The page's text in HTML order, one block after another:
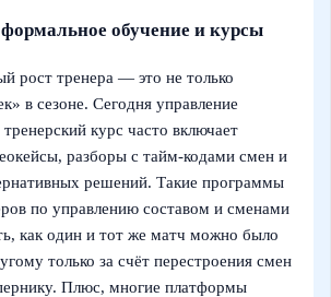
обучение и курсы
рост тренера — это не только
в сезоне. Сегодня управление
курс часто включает
разборы с тайм-кодами смен и
решений. Такие программы
по управлению составом и сменами
как один и тот же матч можно было
только за счёт перестроения смен
Плюс, многие платформы